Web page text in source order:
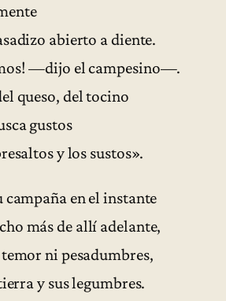
abierto a diente.
—dijo el campesino—.
queso, del tocino
gustos
y los sustos».
campaña en el instante
más de allí adelante,
ni pesadumbres,
y sus legumbres.